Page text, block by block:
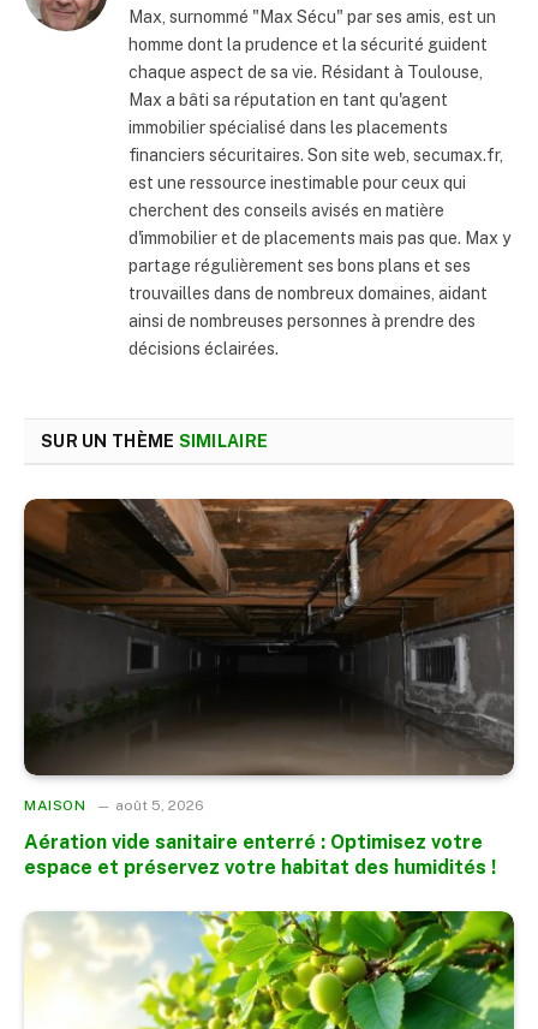
Max, surnommé "Max Sécu" par ses amis, est un
homme dont la prudence et la sécurité guident
chaque aspect de sa vie. Résidant à Toulouse,
Max a bâti sa réputation en tant qu'agent
immobilier spécialisé dans les placements
financiers sécuritaires. Son site web, secumax.fr,
est une ressource inestimable pour ceux qui
cherchent des conseils avisés en matière
d'immobilier et de placements mais pas que. Max y
partage régulièrement ses bons plans et ses
trouvailles dans de nombreux domaines, aidant
ainsi de nombreuses personnes à prendre des
décisions éclairées.
SUR UN THÈME SIMILAIRE
MAISON août 5, 2026
Aération vide sanitaire enterré : Optimisez votre
espace et préservez votre habitat des humidités !